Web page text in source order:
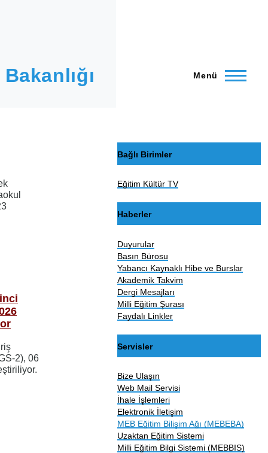
Menü
2), 06
Bağlı Birimler
Eğitim Kültür TV
Haberler
Duyurular
Basın Bürosu
Yabancı Kaynaklı Hibe ve Burslar
Akademik Takvim
Dergi Mesajları
Milli Eğitim Şurası
Faydalı Linkler
Servisler
Bize Ulaşın
Web Mail Servisi
İhale İşlemleri
Elektronik İletişim
MEB Eğitim Bilişim Ağı (MEBEBA)
Uzaktan Eğitim Sistemi
Milli Eğitim Bilgi Sistemi (MEBBIS)